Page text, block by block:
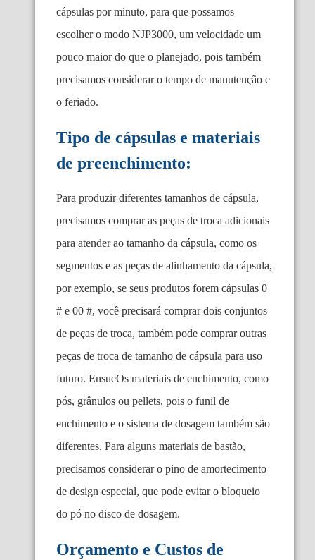
cápsulas por minuto, para que possamos
escolher o modo NJP3000, um velocidade um
pouco maior do que o planejado, pois também
precisamos considerar o tempo de manutenção e
o feriado.
Tipo de cápsulas e materiais
de preenchimento:
Para produzir diferentes tamanhos de cápsula,
precisamos comprar as peças de troca adicionais
para atender ao tamanho da cápsula, como os
segmentos e as peças de alinhamento da cápsula,
por exemplo, se seus produtos forem cápsulas 0
# e 00 #, você precisará comprar dois conjuntos
de peças de troca, também pode comprar outras
peças de troca de tamanho de cápsula para uso
futuro. EnsueOs materiais de enchimento, como
pós, grânulos ou pellets, pois o funil de
enchimento e o sistema de dosagem também são
diferentes. Para alguns materiais de bastão,
precisamos considerar o pino de amortecimento
de design especial, que pode evitar o bloqueio
do pó no disco de dosagem.
Orçamento e Custos de